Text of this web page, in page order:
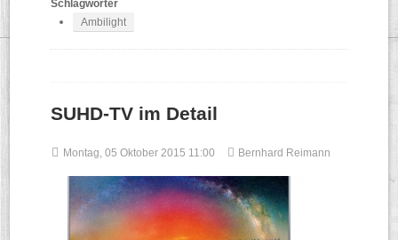
Schlagwörter
Ambilight
SUHD-TV im Detail
Montag, 05 Oktober 2015 11:00 Bernhard Reimann